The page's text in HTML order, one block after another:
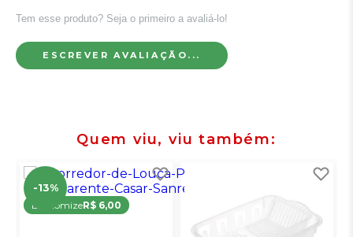
Tem esse produto? Seja o primeiro a avaliá-lo!
ESCREVER AVALIAÇÃO...
Quem viu, viu também
-13%
EconomizeR$ 6,00